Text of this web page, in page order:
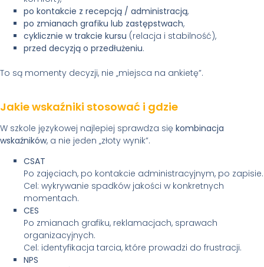
po kontakcie z recepcją / administracją,
po zmianach grafiku lub zastępstwach,
cyklicznie w trakcie kursu (relacja i stabilność),
przed decyzją o przedłużeniu.
To są momenty decyzji, nie „miejsca na ankietę”.
Jakie wskaźniki stosować i gdzie
W szkole językowej najlepiej sprawdza się kombinacja
wskaźników, a nie jeden „złoty wynik”.
CSAT
Po zajęciach, po kontakcie administracyjnym, po zapisie.
Cel: wykrywanie spadków jakości w konkretnych
momentach.
CES
Po zmianach grafiku, reklamacjach, sprawach
organizacyjnych.
Cel: identyfikacja tarcia, które prowadzi do frustracji.
NPS